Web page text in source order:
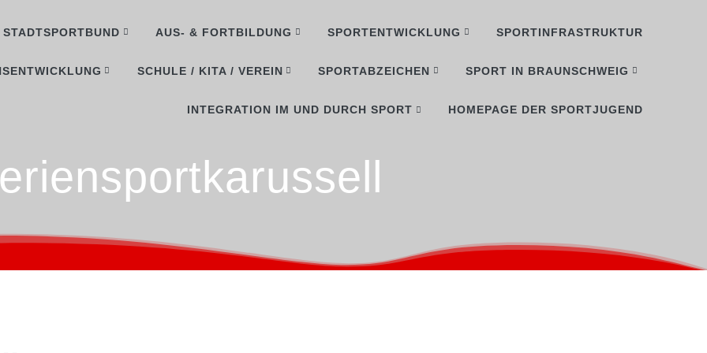
STADTSPORTBUND AUS- & FORTBILDUNG SPORTENTWICKLUNG SPORTINFRASTRUKTUR
SCHULE / KITA / VEREIN SPORTABZEICHEN SPORT IN BRAUNSCHWEIG
INTEGRATION IM UND DURCH SPORT HOMEPAGE DER SPORTJUGEND